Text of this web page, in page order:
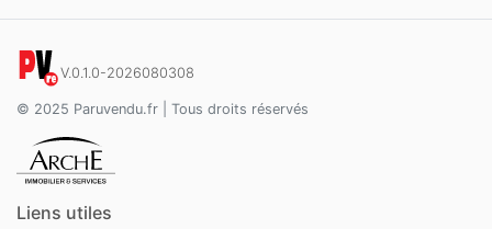
V.0.1.0-2026080308
© 2025 Paruvendu.fr | Tous droits réservés
Liens utiles